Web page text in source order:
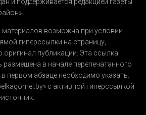
и поддерживается редакцией газеты
материалов возможна при условии
гиперссылки на страницу,
публикации. Эта ссылка
в начале перепечатанного
первом абзаце необходимо указать:
с активной гиперссылкой